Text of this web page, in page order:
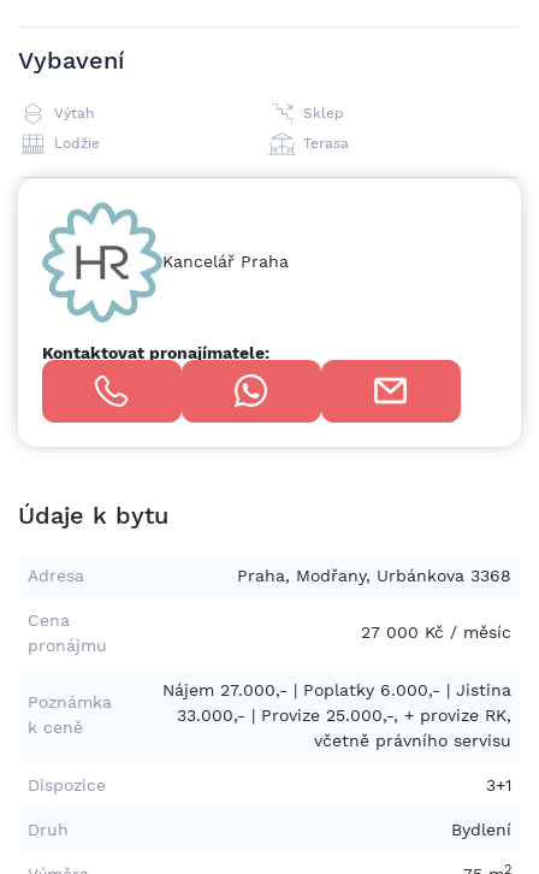
Vybavení
Výtah
Sklep
Lodžie
Terasa
Kancelář Praha
Kontaktovat pronajímatele:
Údaje k bytu
Adresa Praha, Modřany, Urbánkova 3368
Cena
pronájmu
27 000 Kč / měsíc
Poznámka
k ceně
Nájem 27.000,- | Poplatky 6.000,- | Jistina
33.000,- | Provize 25.000,-, + provize RK,
včetně právního servisu
Dispozice 3+1
Druh Bydlení
2